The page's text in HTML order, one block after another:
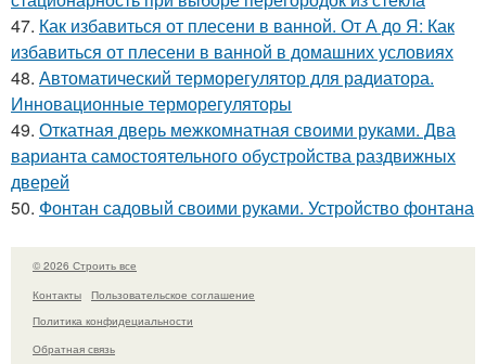
47. Как избавиться от плесени в ванной. От А до Я: Как
избавиться от плесени в ванной в домашних условиях
48. Автоматический терморегулятор для радиатора.
Инновационные терморегуляторы
49. Откатная дверь межкомнатная своими руками. Два
варианта самостоятельного обустройства раздвижных
дверей
50. Фонтан садовый своими руками. Устройство фонтана
© 2026 Строить все
Контакты
Пользовательское соглашение
Политика конфидециальности
Обратная связь